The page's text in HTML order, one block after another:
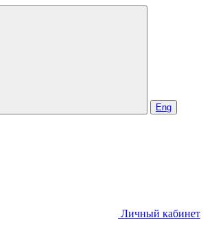
Eng
Личный кабинет